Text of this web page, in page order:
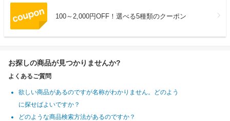
100～2,000円OFF！選べる5種類のクーポン
お探しの商品が見つかりませんか?
よくあるご質問
欲しい商品があるのですが名称がわかりません。どのよう
に探せばよいですか？
どのような商品検索方法があるのですか？